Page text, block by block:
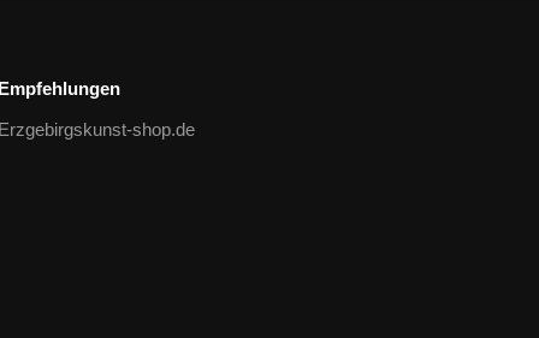
Empfehlungen
Erzgebirgskunst-shop.de